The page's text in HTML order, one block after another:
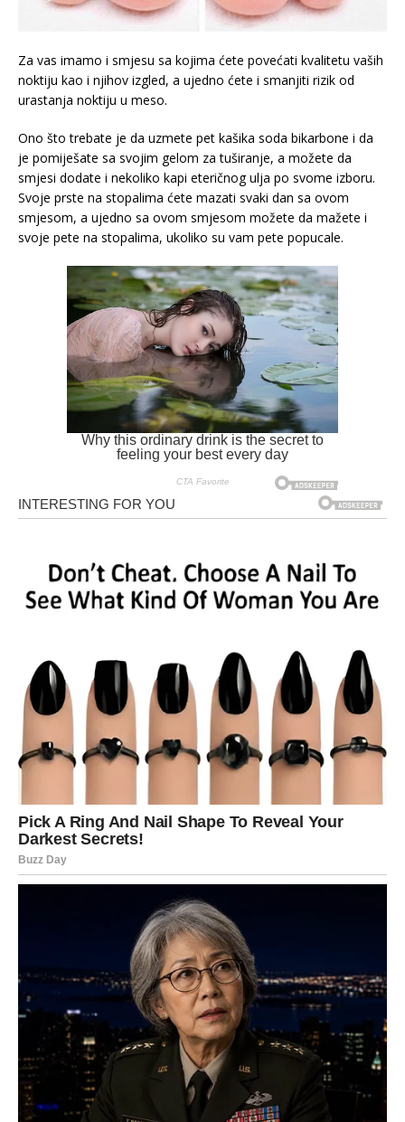
Za vas imamo i smjesu sa kojima ćete povećati kvalitetu vaših
noktiju kao i njihov izgled, a ujedno ćete i smanjiti rizik od
urastanja noktiju u meso.
Ono što trebate je da uzmete pet kašika soda bikarbone i da
je pomiješate sa svojim gelom za tuširanje, a možete da
smjesi dodate i nekoliko kapi eteričnog ulja po svome izboru.
Svoje prste na stopalima ćete mazati svaki dan sa ovom
smjesom, a ujedno sa ovom smjesom možete da mažete i
svoje pete na stopalima, ukoliko su vam pete popucale.